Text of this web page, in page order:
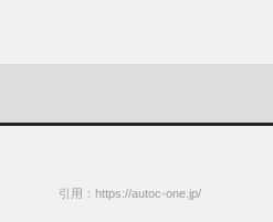
引用：https://autoc-one.jp/